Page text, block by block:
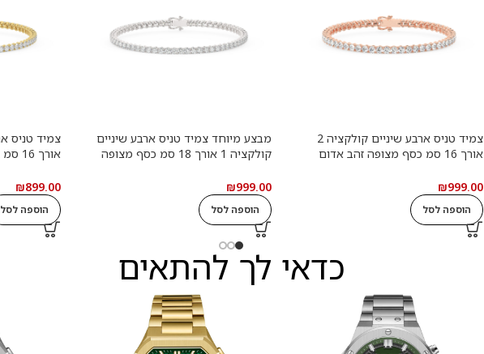
צמיד טניס ארבע שיניים קולקציה 2
אורך 16 סמ כסף מצופה זהב אדום
תעודה גמולוגית
₪999.00
הוספה לסל
מבצע מיוחד צמיד טניס ארבע שיניים
קולקציה 1 אורך 18 סמ כסף מצופה
תעודה גמולוגית
₪999.00
הוספה לסל
גמולוגית
₪899.00
הוספה לסל
כדאי לך להתאים